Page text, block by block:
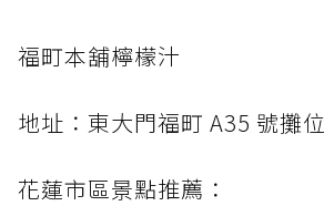
福町本舖檸檬汁
地址：東大門福町 A35 號攤位
花蓮市區景點推薦：